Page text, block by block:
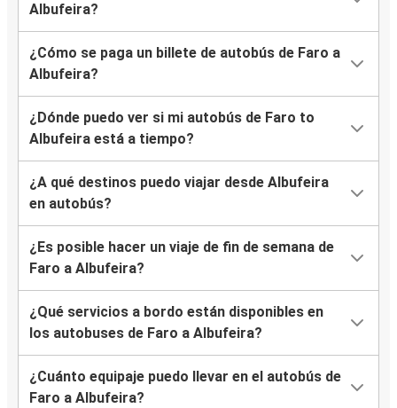
Albufeira?
¿Cómo se paga un billete de autobús de Faro a
Albufeira?
¿Dónde puedo ver si mi autobús de Faro to
Albufeira está a tiempo?
¿A qué destinos puedo viajar desde Albufeira
en autobús?
¿Es posible hacer un viaje de fin de semana de
Faro a Albufeira?
¿Qué servicios a bordo están disponibles en
los autobuses de Faro a Albufeira?
¿Cuánto equipaje puedo llevar en el autobús de
Faro a Albufeira?